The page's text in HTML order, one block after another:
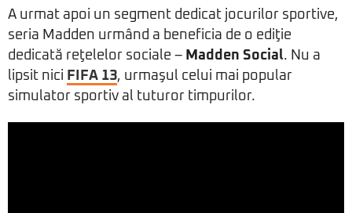
A urmat apoi un segment dedicat jocurilor sportive,
seria Madden urmând a beneficia de o ediţie
dedicată reţelelor sociale – Madden Social. Nu a
lipsit nici FIFA 13, urmaşul celui mai popular
simulator sportiv al tuturor timpurilor.